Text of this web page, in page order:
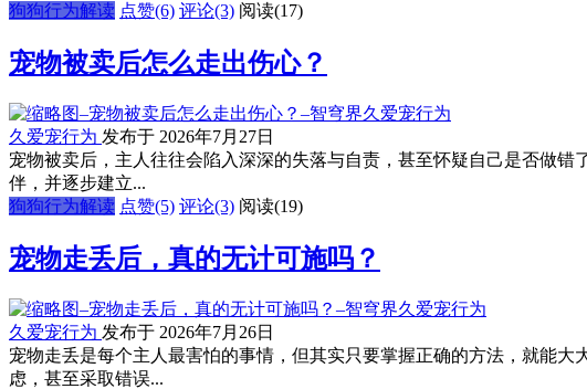
狗狗行为解读 点赞(6) 评论(3) 阅读(17)
宠物被卖后怎么走出伤心？
久爱宠行为 发布于 2026年7月27日
宠物被卖后，主人往往会陷入深深的失落与自责，甚至怀疑自己是否做
伴，并逐步建立...
狗狗行为解读 点赞(5) 评论(3) 阅读(19)
宠物走丢后，真的无计可施吗？
久爱宠行为 发布于 2026年7月26日
宠物走丢是每个主人最害怕的事情，但其实只要掌握正确的方法，就能
虑，甚至采取错误...